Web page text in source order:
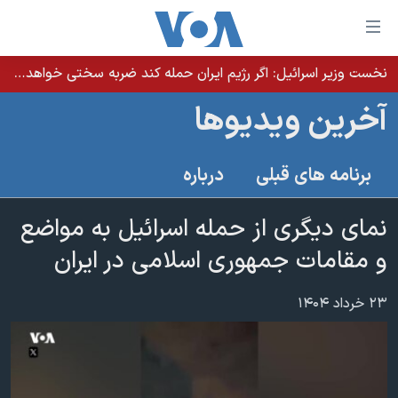
لینکهای
قابل
دسترسی
جهش
اصلی
جهش
به
اصلی
جهش
خانه
نسخه سبک وب‌سایت
آمریکا
جهان
گزیده‌ها
برنامه های تلویزیونی
جدول برنامه ها
صفحه‌های ویژه
عملیات خشم حماسی
پخش رادیویی
نخست وزیر اسرائيل: اگر رژیم ایران حمله کند ضربه سختی خواهد خورد
آخرین ویدیوها
برنامه های قبلی درباره
نمای دیگری از حمله اسرائیل به مواضع
و مقامات جمهوری اسلامی در ایران
۲۳ خرداد ۱۴۰۴